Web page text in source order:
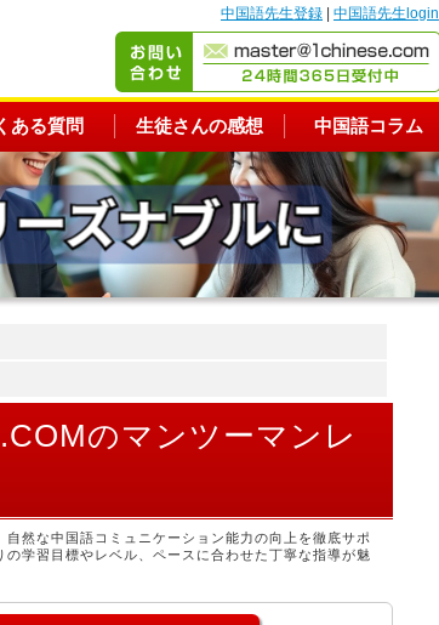
中国語先生登録 中国語先生login
ある質問 生徒さんの感想 中国語コラム
のマンツーマンレ
然な中国語コミュニケーション能力の向上を徹底サポ
学習目標やレベル、ペースに合わせた丁寧な指導が魅